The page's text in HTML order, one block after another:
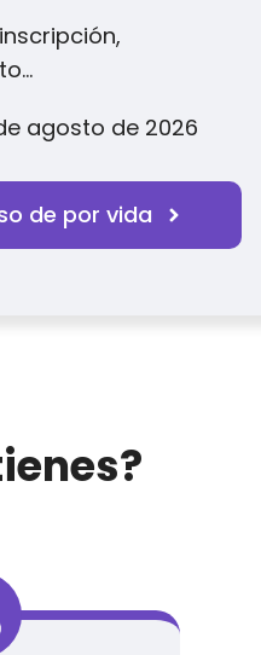
agosto de 2026
de por vida